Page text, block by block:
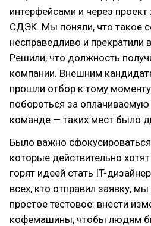
интерфейсами и через проект
СДЭК. Мы поняли, что такое
несправедливо и прекратили
Решили, что должность
компании. Внешним
прошли отбор к тому
побороться за
команде — таких мест было
Было важно сфокусироваться
которые действительно
горят идеей стать IT-
всех, кто отправил заявку,
простое тестовое: внести
кофемашины, чтобы людям